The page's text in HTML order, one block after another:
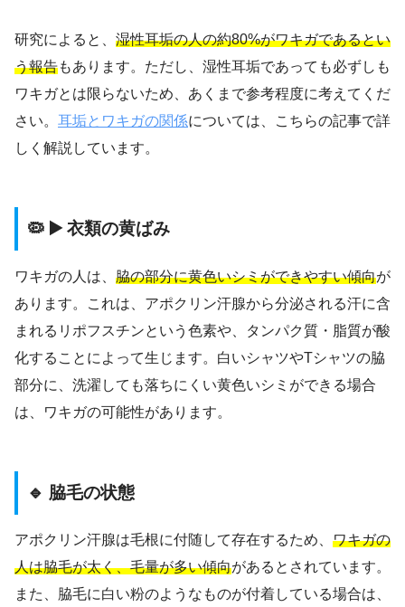
研究によると、 湿性耳垢の人の約80%がワキガであるとい
う報告もあります。ただし、湿性耳垢であっても必ずしも
ワキガとは限らないため、あくまで参考程度に考えてくだ
さい。 耳垢とワキガの関係については、こちらの記事で詳
しく解説しています。
🦠 ▶️ 衣類の黄ばみ
ワキガの人は、 脇の部分に黄色いシミができやすい傾向が
あります。これは、アポクリン汗腺から分泌される汗に含
まれるリポフスチンという色素や、タンパク質・脂質が酸
化することによって生じます。白いシャツやTシャツの脇
部分に、洗濯しても落ちにくい黄色いシミができる場合
は、ワキガの可能性があります。
🔹 脇毛の状態
アポクリン汗腺は毛根に付随して存在するため、 ワキガの
人は脇毛が太く、毛量が多い傾向があるとされています。
また、脇毛に白い粉のようなものが付着している場合は、